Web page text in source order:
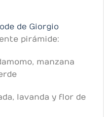
de Giorgio
pirámide:
manzana
lavanda y flor de